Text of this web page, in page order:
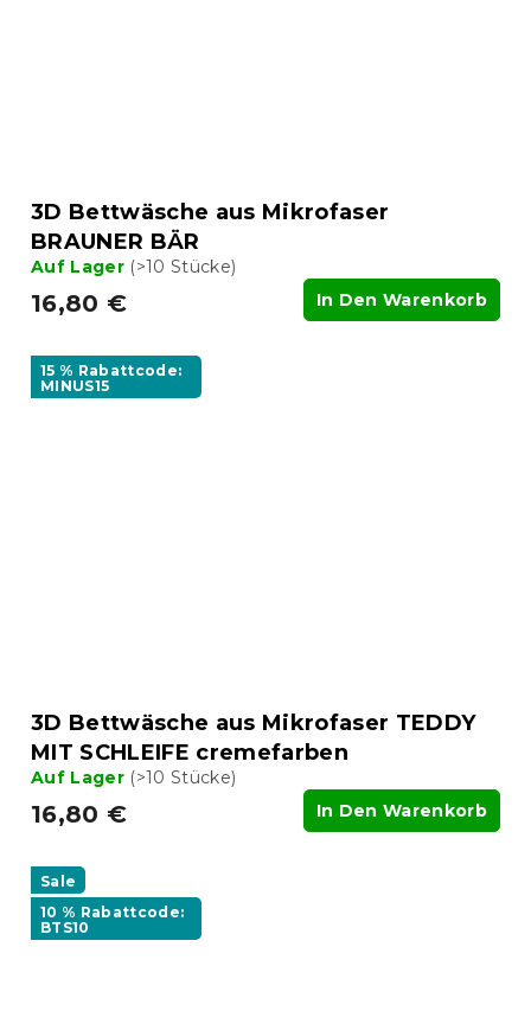
3D Bettwäsche aus Mikrofaser
BRAUNER BÄR
Auf Lager (>10 Stücke)
16,80 € In Den Warenkorb
15 % Rabattcode:
MINUS15
3D Bettwäsche aus Mikrofaser TEDDY
MIT SCHLEIFE cremefarben
Auf Lager (>10 Stücke)
16,80 € In Den Warenkorb
Sale
10 % Rabattcode:
BTS10